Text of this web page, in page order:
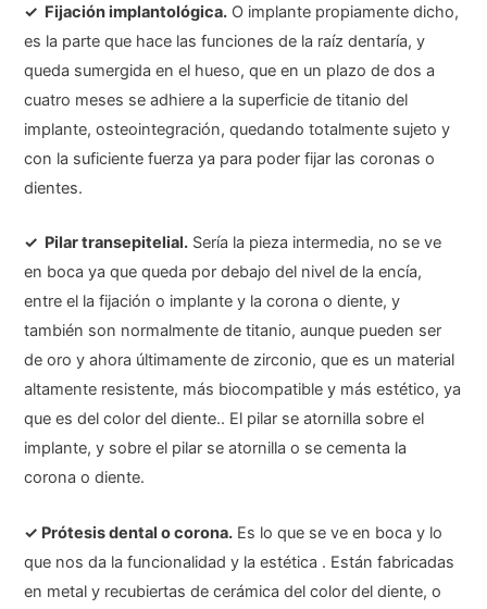
✓ Fijación implantológica. O implante propiamente dicho,
es la parte que hace las funciones de la raíz dentaría, y
queda sumergida en el hueso, que en un plazo de dos a
cuatro meses se adhiere a la superficie de titanio del
implante, osteointegración, quedando totalmente sujeto y
con la suficiente fuerza ya para poder fijar las coronas o
dientes.
✓ Pilar transepitelial. Sería la pieza intermedia, no se ve
en boca ya que queda por debajo del nivel de la encía,
entre el la fijación o implante y la corona o diente, y
también son normalmente de titanio, aunque pueden ser
de oro y ahora últimamente de zirconio, que es un material
altamente resistente, más biocompatible y más estético, ya
que es del color del diente.. El pilar se atornilla sobre el
implante, y sobre el pilar se atornilla o se cementa la
corona o diente.
✓ Prótesis dental o corona. Es lo que se ve en boca y lo
que nos da la funcionalidad y la estética . Están fabricadas
en metal y recubiertas de cerámica del color del diente, o